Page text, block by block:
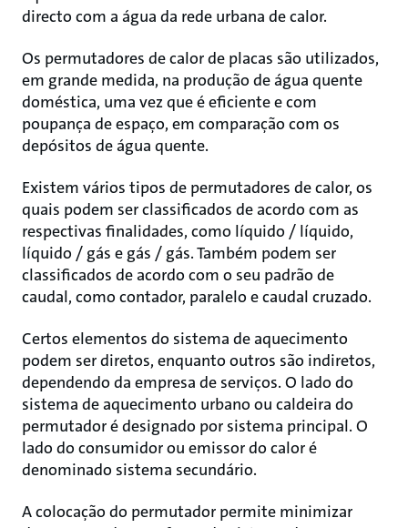
directo com a água da rede urbana de calor.
Os permutadores de calor de placas são utilizados,
em grande medida, na produção de água quente
doméstica, uma vez que é eficiente e com
poupança de espaço, em comparação com os
depósitos de água quente.
Existem vários tipos de permutadores de calor, os
quais podem ser classificados de acordo com as
respectivas finalidades, como líquido / líquido,
líquido / gás e gás / gás. Também podem ser
classificados de acordo com o seu padrão de
caudal, como contador, paralelo e caudal cruzado.
Certos elementos do sistema de aquecimento
podem ser diretos, enquanto outros são indiretos,
dependendo da empresa de serviços. O lado do
sistema de aquecimento urbano ou caldeira do
permutador é designado por sistema principal. O
lado do consumidor ou emissor do calor é
denominado sistema secundário.
A colocação do permutador permite minimizar